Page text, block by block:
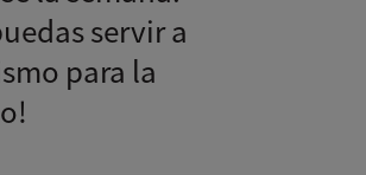
servir a
para la